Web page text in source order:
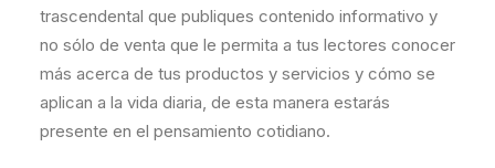
trascendental que publiques contenido informativo y
no sólo de venta que le permita a tus lectores conocer
más acerca de tus productos y servicios y cómo se
aplican a la vida diaria, de esta manera estarás
presente en el pensamiento cotidiano.